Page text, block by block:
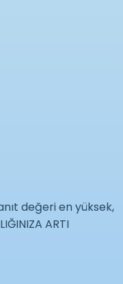
değeri en yüksek,
ARTI